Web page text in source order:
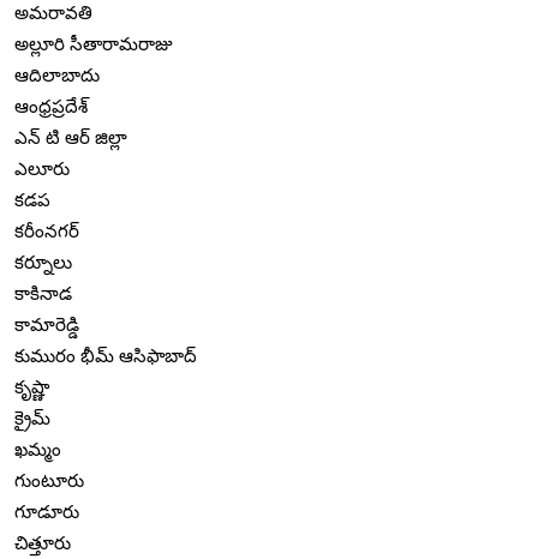
అమరావతి
అల్లూరి సీతారామరాజు
ఆదిలాబాదు
ఆంధ్రప్రదేశ్
ఎన్ టి ఆర్ జిల్లా
ఎలూరు
కడప
కరీంనగర్
కర్నూలు
కాకినాడ
కామారెడ్డి
కుమురం భీమ్ ఆసిఫాబాద్
కృష్ణా
క్రైమ్
ఖమ్మం
గుంటూరు
గూడూరు
చిత్తూరు